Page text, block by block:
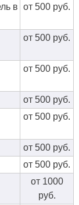
в от 500 руб.
от 500 руб.
от 500 руб.
от 500 руб.
от 500 руб.
от 500 руб.
от 500 руб.
от 1000
руб.